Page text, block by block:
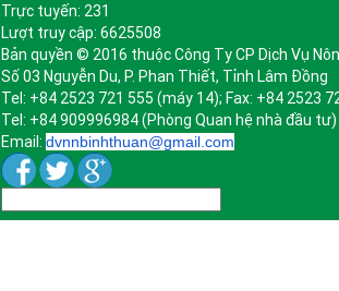
Trực tuyến: 231
Lượt truy cập: 6625508
Bản quyền © 2016 thuộc Công Ty CP Dịch Vụ
Số 03 Nguyễn Du, P. Phan Thiết, Tỉnh Lâm Đồng
Tel: +84 2523 721 555 (máy 14); Fax: +84 2523
Tel: +84 909996984 (Phòng Quan hệ nhà đầu tư)
Email: dvnnbinhthuan@gmail.com